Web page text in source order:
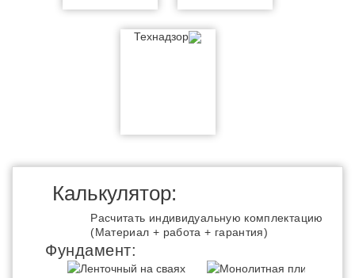
Технадзор
Калькулятор:
Расчитать индивидуальную комплектацию
(Материал + работа + гарантия)
Фундамент: